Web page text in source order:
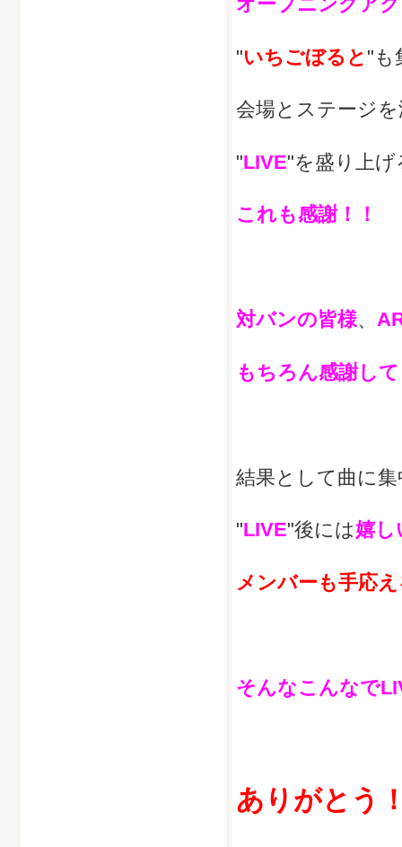
"いちごぼると "も
会場とステージ
"LIVE"を盛り上
これも感謝！！
対バンの皆様、
もちろん感謝し
結果として曲に
"LIVE"後には嬉し
メンバーも手応
そんなこんなで
ありがとう